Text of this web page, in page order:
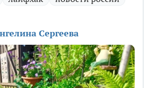
Сергеева